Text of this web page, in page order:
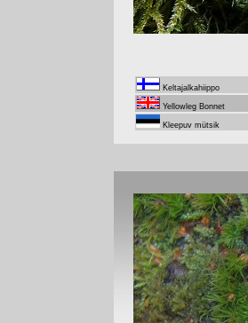
Keltajalkahiippo
Yellowleg Bonnet
Kleepuv mütsik